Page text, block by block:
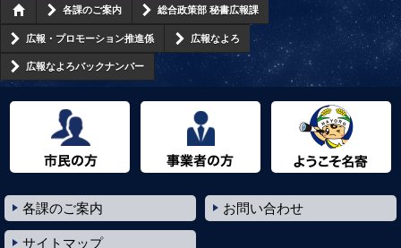
各課のご案内 総合政策部 秘書広報課
広報・プロモーション推進係 広報なよろ
広報なよろバックナンバー
各課のご案内 お問い合わせ
サイトマップ